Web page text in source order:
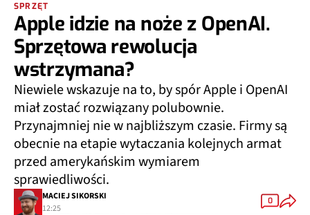
SPRZĘT
Apple idzie na noże z OpenAI.
Sprzętowa rewolucja
wstrzymana?
Niewiele wskazuje na to, by spór Apple i OpenAI
miał zostać rozwiązany polubownie.
Przynajmniej nie w najbliższym czasie. Firmy są
obecnie na etapie wytaczania kolejnych armat
przed amerykańskim wymiarem
sprawiedliwości.
MACIEJ SIKORSKI
12:25
0